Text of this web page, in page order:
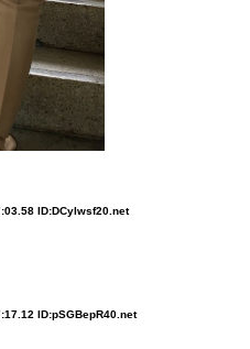
ID:DCylwsf20.net
ID:pSGBepR40.net